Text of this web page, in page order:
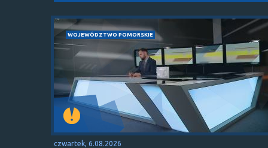
WOJEWÓDZTWO POMORSKIE
czwartek, 6.08.2026